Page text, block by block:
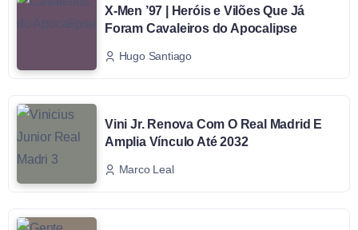
X-Men ’97 | Heróis e Vilões Que Já
Foram Cavaleiros do Apocalipse
Hugo Santiago
Vini Jr. Renova Com O Real Madrid E
Amplia Vínculo Até 2032
Marco Leal